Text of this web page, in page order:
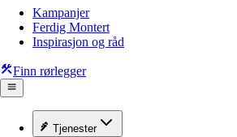
Kampanjer
Ferdig Montert
Inspirasjon og råd
Finn rørlegger
Tjenester